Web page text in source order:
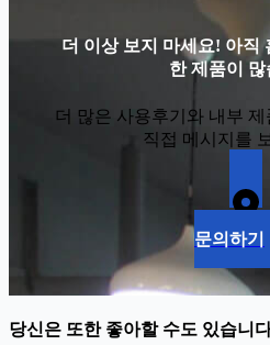
더 이상 보지 마세요! 아직
한 제품이
더 많은 사용후기와 내부
직접 메시지를
문의하기
당신은 또한 좋아할 수도 있습니